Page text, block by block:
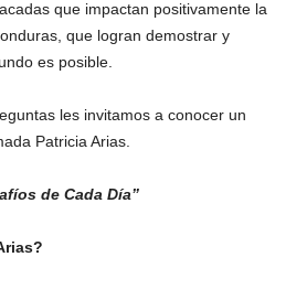
que impactan positivamente la
que logran demostrar y
es posible.
les invitamos a conocer un
Patricia Arias.
de Cada Día”